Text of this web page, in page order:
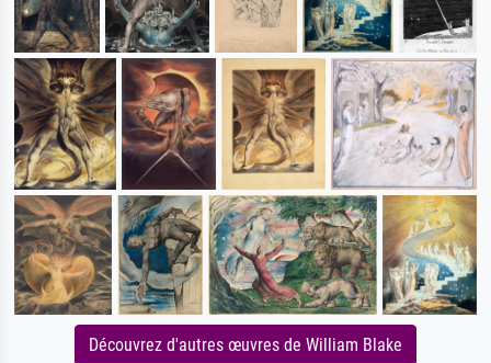
Découvrez d'autres œuvres de William Blake